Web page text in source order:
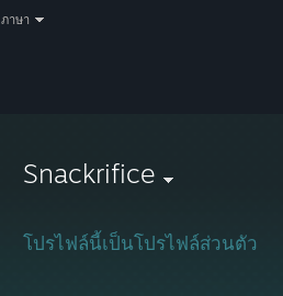
ภาษา
Snackrifice
โปรไฟล์นี้เป็นโปรไฟล์ส่วนตัว